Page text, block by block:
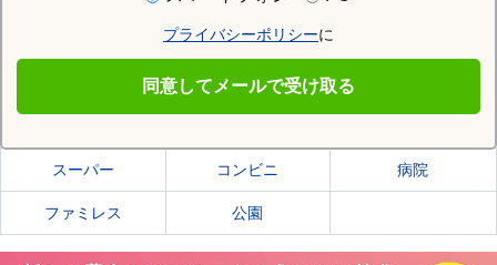
プライバシーポリシーに
同意してメールで受け取る
伊豆の国市の施設一覧
スーパー コンビニ 病院
ファミレス 公園